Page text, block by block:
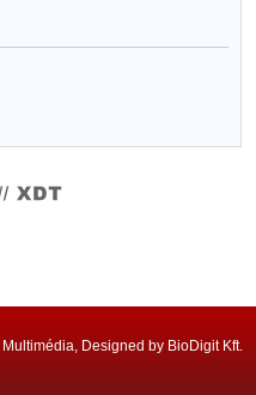
Designed by BioDigit Kft.